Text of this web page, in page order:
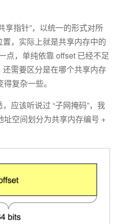
享指针”，以统一的形式对所
，实际上就是共享内存中的
点，单纯依靠 offset 已经不足
需要区分是在哪个共享内存
复杂一些。
应该听说过 “子网掩码”，我
址空间划分为共享内存编号 +